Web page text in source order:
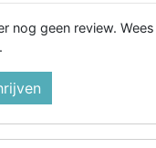
nog geen review.